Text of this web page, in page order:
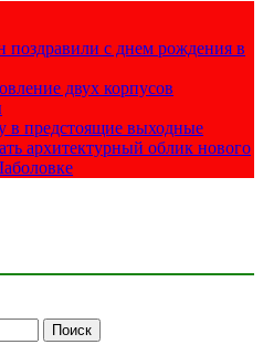
с днем рождения в
двух корпусов
в предстоящие выходные
архитектурный облик нового